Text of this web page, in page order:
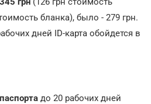
бланка), было - 279 грн.
дней ID-карта обойдется в
до 20 рабочих дней